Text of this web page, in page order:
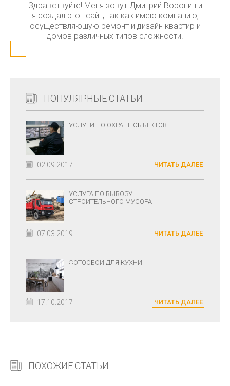
Здравствуйте! Меня зовут Дмитрий Воронин и
я создал этот сайт, так как имею компанию,
осуществляющую ремонт и дизайн квартир и
домов различных типов сложности.
ПОПУЛЯРНЫЕ СТАТЬИ
УСЛУГИ ПО ОХРАНЕ ОБЪЕКТОВ
02.09.2017 ЧИТАТЬ ДАЛЕЕ
УСЛУГА ПО ВЫВОЗУ
СТРОИТЕЛЬНОГО МУСОРА
07.03.2019 ЧИТАТЬ ДАЛЕЕ
ФОТООБОИ ДЛЯ КУХНИ
17.10.2017 ЧИТАТЬ ДАЛЕЕ
ПОХОЖИЕ СТАТЬИ